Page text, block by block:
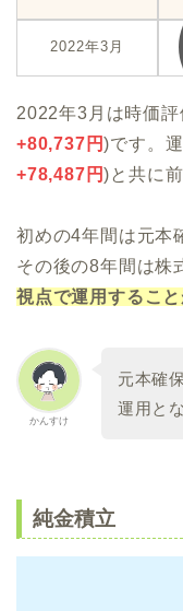
2022年3月
2022年3月は時価評
+80,737 円)です。
+78,487 円)と共に
初めの4年間は元本
その後の8年間は株
視点で運用すること
かんすけ
元本確
運用と
純金積立